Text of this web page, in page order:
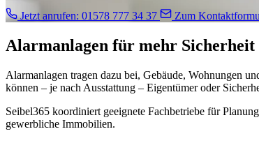
Jetzt anrufen: 01578 777 34 37 Zum
Alarmanlagen für mehr
Alarmanlagen tragen dazu bei, Gebäude, Wohnungen
können – je nach Ausstattung – Eigentümer oder
Seibel365 koordiniert geeignete Fachbetriebe für
gewerbliche Immobilien.